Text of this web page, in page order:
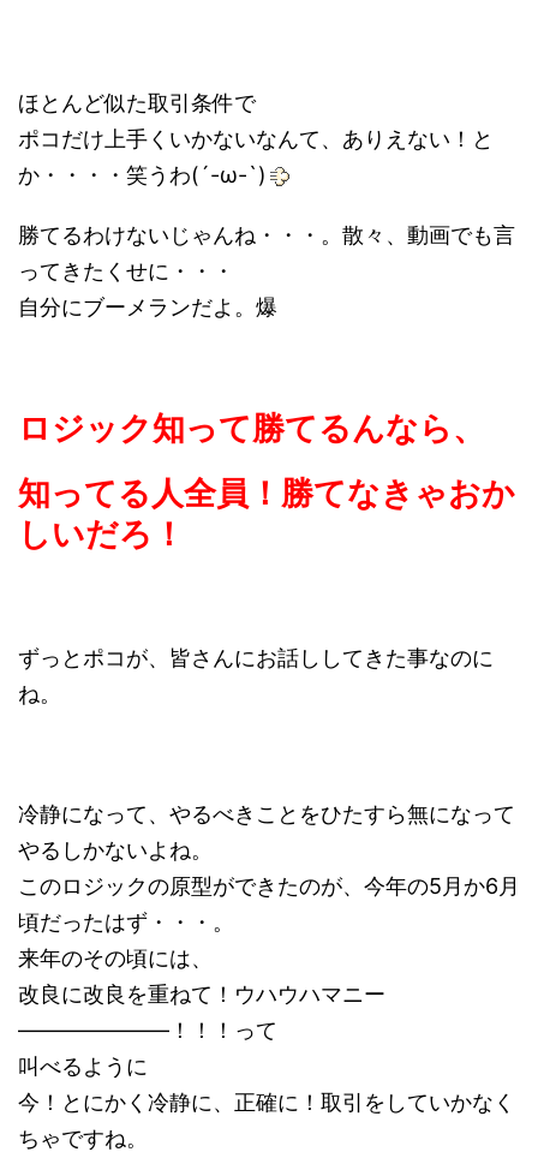
ほとんど似た取引条件で
ポコだけ上手くいかないなんて、ありえない！と
か・・・・笑うわ(´-ω-`)
勝てるわけないじゃんね・・・。散々、動画でも言
ってきたくせに・・・
自分にブーメランだよ。爆
ロジック知って勝てるんなら、
知ってる人全員！勝てなきゃおか
しいだろ！
ずっとポコが、皆さんにお話ししてきた事なのに
ね。
冷静になって、やるべきことをひたすら無になって
やるしかないよね。
このロジックの原型ができたのが、今年の5月か6月
頃だったはず・・・。
来年のその頃には、
改良に改良を重ねて！ウハウハマニー
―――――――！！！って
叫べるように
今！とにかく冷静に、正確に！取引をしていかなく
ちゃですね。